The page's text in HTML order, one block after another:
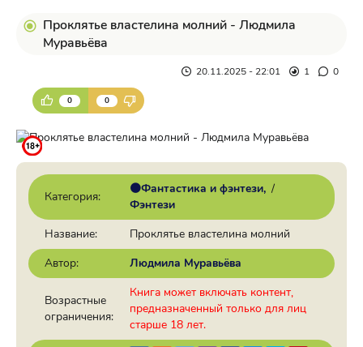
Проклятье властелина молний - Людмила
Муравьёва
20.11.2025 - 22:01 1 0
0 0
Категория:
🟠Фантастика и фэнтези /
Фэнтези
Название:
Проклятье властелина молний
Автор:
Людмила Муравьёва
Возрастные
ограничения:
Книга может включать контент,
предназначенный только для лиц
старше 18 лет.